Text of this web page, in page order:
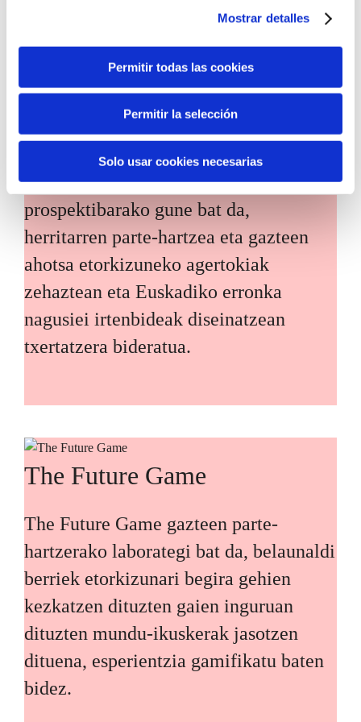
Mostrar detalles
Permitir todas las cookies
Permitir la selección
Solo usar cookies necesarias
Etorkizuneko biztanleak
Etorkizuneko biztanleak herritarren
prospektibarako gune bat da,
herritarren parte-hartzea eta gazteen
ahotsa etorkizuneko agertokiak
zehaztean eta Euskadiko erronka
nagusiei irtenbideak diseinatzean
txertatzera bideratua.
The Future Game
The Future Game gazteen parte-
hartzerako laborategi bat da, belaunaldi
berriek etorkizunari begira gehien
kezkatzen dituzten gaien inguruan
dituzten mundu-ikuskerak jasotzen
dituena, esperientzia gamifikatu baten
bidez.